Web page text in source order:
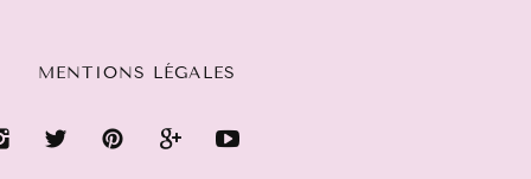
MENTIONS LÉGALES